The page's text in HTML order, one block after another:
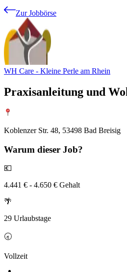
Zur Jobbörse
WH Care - Kleine Perle am Rhein
Praxisanleitung und
Koblenzer Str. 48, 53498 Bad Breisig
Warum dieser Job?
💶
4.441 € - 4.650 € Gehalt
🌴
29 Urlaubstage
🕣
Vollzeit